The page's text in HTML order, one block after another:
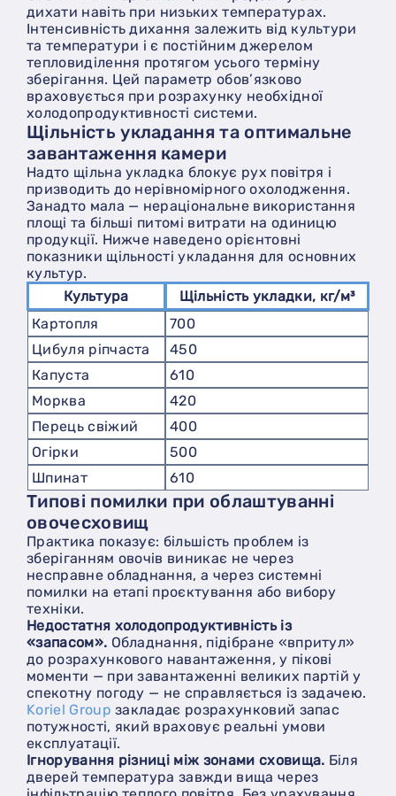
дихати навіть при низьких температурах.
Інтенсивність дихання залежить від культури
та температури і є постійним джерелом
тепловиділення протягом усього терміну
зберігання. Цей параметр обов’язково
враховується при розрахунку необхідної
холодопродуктивності системи.
Щільність укладання та оптимальне
завантаження камери
Надто щільна укладка блокує рух повітря і
призводить до нерівномірного охолодження.
Занадто мала — нераціональне використання
площі та більші питомі витрати на одиницю
продукції. Нижче наведено орієнтовні
показники щільності укладання для основних
культур.
Культура
Щільність укладки, кг/м³
Картопля
700
Цибуля ріпчаста
450
Капуста
610
Морква
420
Перець свіжий
400
Огірки
500
Шпинат
610
Типові помилки при облаштуванні
овочесховищ
Практика показує: більшість проблем із
зберіганням овочів виникає не через
несправне обладнання, а через системні
помилки на етапі проєктування або вибору
техніки.
Недостатня холодопродуктивність із
«запасом». Обладнання, підібране «впритул»
до розрахункового навантаження, у пікові
моменти — при завантаженні великих партій у
спекотну погоду — не справляється із задачею.
Koriel Group закладає розрахунковий запас
потужності, який враховує реальні умови
експлуатації.
Ігнорування різниці між зонами сховища. Біля
дверей температура завжди вища через